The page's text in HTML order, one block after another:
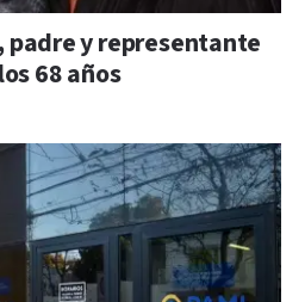
padre y representante
68 años